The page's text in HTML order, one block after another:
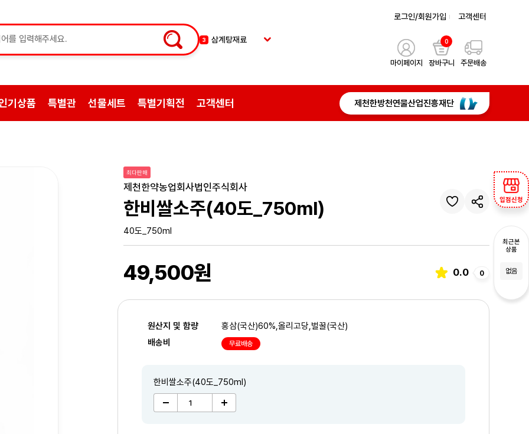
4 백숙
허브차
쌍화탕
삼계탕재료
로그인/회원가입 고객센터
마이페이지
0
장바구니 주문배송
기상품 특별관 선물세트 특별기획전 고객센터 제천한방천연물산업진흥재단
입점신청
최근본
상품
없음
최다판매
제천한약농업회사법인주식회사
한비쌀소주(40도_750ml)
40도_750ml
49,500원 0.0 0
원산지 및 함량
홍삼(국산)60%,올리고당,벌꿀(국산)
배송비
무료배송
한비쌀소주(40도_750ml)